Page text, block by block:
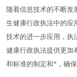
随着信息技术的不断发
生健康行政执法中的应
技术的进一步应用，执
健康行政执法提供更加
和标准的制定和*，确